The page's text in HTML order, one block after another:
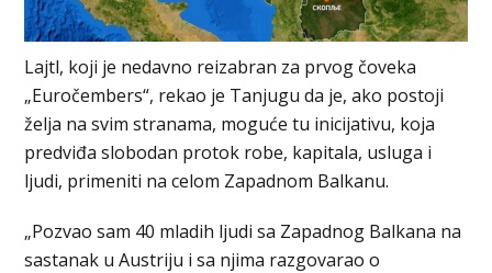
Lajtl, koji je nedavno reizabran za prvog čoveka
„Euročembers“, rekao je Tanjugu da je, ako postoji
želja na svim stranama, moguće tu inicijativu, koja
predviđa slobodan protok robe, kapitala, usluga i
ljudi, primeniti na celom Zapadnom Balkanu.
„Pozvao sam 40 mladih ljudi sa Zapadnog Balkana na
sastanak u Austriju i sa njima razgovarao o